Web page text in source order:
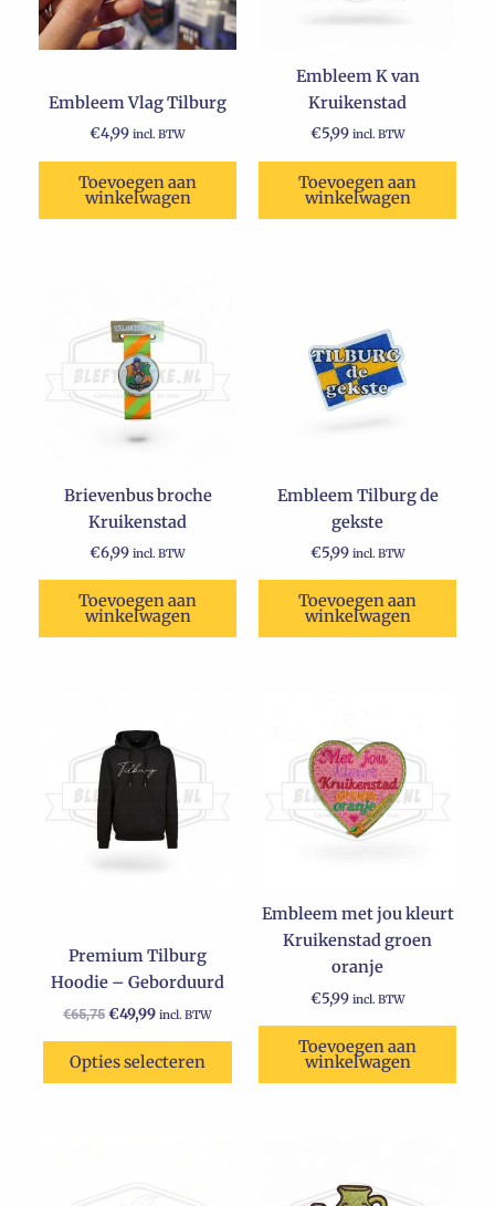
Embleem Vlag Tilburg
€4,99 incl. BTW
Toevoegen aan
winkelwagen
Embleem K van
Kruikenstad
€5,99 incl. BTW
Toevoegen aan
winkelwagen
Brievenbus broche
Kruikenstad
€6,99 incl. BTW
Toevoegen aan
winkelwagen
Embleem Tilburg de
gekste
€5,99 incl. BTW
Toevoegen aan
winkelwagen
Premium Tilburg
Hoodie – Geborduurd
€65,75
was:
€65,75.
€49,99
is:
€49,99.
incl. BTW
Opties selecteren
product
heeft
meerdere
variaties.
Deze
op
de
productpagina
Embleem met jou kleurt
Kruikenstad groen
oranje
€5,99 incl. BTW
Toevoegen aan
winkelwagen